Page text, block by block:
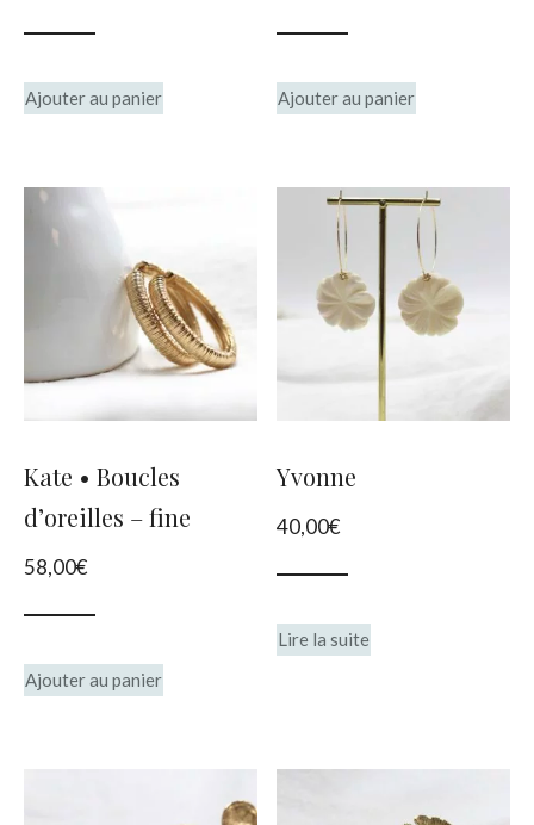
Ajouter au panier Ajouter au panier
Kate • Boucles
d’oreilles – fine
58,00€
Ajouter au panier
Yvonne
40,00€
Lire la suite